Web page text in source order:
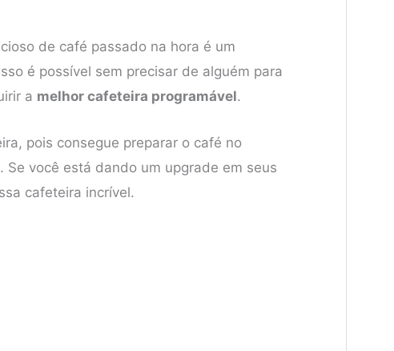
de café passado na hora é um
é possível sem precisar de alguém para
a melhor cafeteira programável.
pois consegue preparar o café no
você está dando um upgrade em seus
cafeteira incrível.